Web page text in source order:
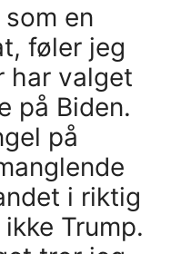
en
føler jeg
har valget
på Biden.
på
i riktig
Trump.